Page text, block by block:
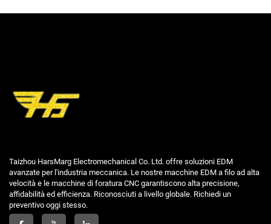
Taizhou HarsMarg Electromechanical Co. Ltd. offre soluzioni EDM
avanzate per l'industria meccanica. Le nostre macchine EDM a filo ad alta
velocità e le macchine di foratura CNC garantiscono alta precisione,
affidabilità ed efficienza. Riconosciuti a livello globale. Richiedi un
preventivo oggi stesso.